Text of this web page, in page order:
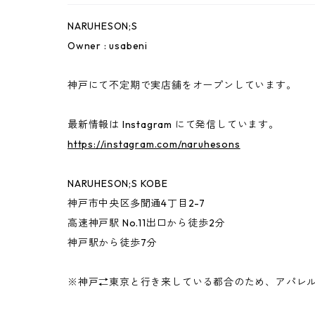
Hoodie
Sticker
小磯竜也 × NARUHESON;S
other
benihouse
Ken Kagami
NARUHESON;S
Owner : usabeni
神戸にて不定期で実店舗をオープンしています。
最新情報は Instagram にて発信しています。
https://instagram.com/naruhesons
NARUHESON;S KOBE
神戸市中央区多聞通4丁目2-7
高速神戸駅 No.11出口から徒歩2分
神戸駅から徒歩7分
※神戸⇄東京と行き来している都合のため、アパレ